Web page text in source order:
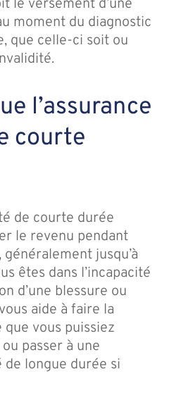
le versement d’une
moment du diagnostic
que celle-ci soit ou
l’assurance
courte
de courte durée
le revenu pendant
jusqu’à
êtes dans l’incapacité
d’une blessure ou
aide à faire la
que vous puissiez
passer à une
longue durée si